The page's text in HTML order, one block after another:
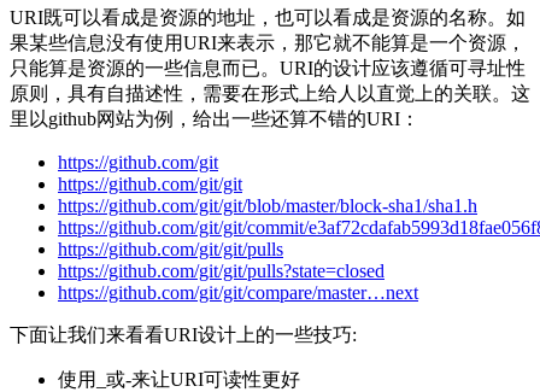
URI既可以看成是资源的地址，也可以看成是资源的名称。如
果某些信息没有使用URI来表示，那它就不能算是一个资源，
只能算是资源的一些信息而已。URI的设计应该遵循可寻址性
原则，具有自描述性，需要在形式上给人以直觉上的关联。这
里以github网站为例，给出一些还算不错的URI：
https://github.com/git
https://github.com/git/git
https://github.com/git/git/blob/master/block-sha1/sha1.h
https://github.com/git/git/commit/
https://github.com/git/git/pulls
https://github.com/git/git/pulls?state=closed
https://github.com/git/git/compare/master…next
下面让我们来看看URI设计上的一些技巧:
使用_或-来让URI可读性更好